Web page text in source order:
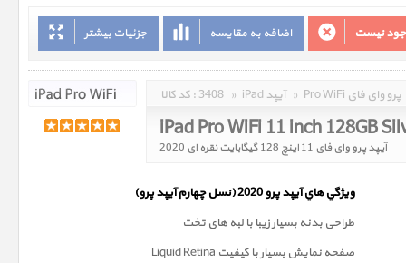
جزئیات بیشتر اضافه به مقایسه نیست
کد کالا : 3408 » iPad آیپد » Pro WiFi پرو وای فای
iPad Pro WiFi 11 inch 128GB
آیپد پرو وای فای 11 اینچ 128 گیگابایت نقره ای 2020
ويژگي هاي آيپد پرو 2020 ( نسل چهارمآیپد پرو)
طراحی بدنه بسیار زیبا با لبه های تخت
صفحه نمايش بسیار با کیفیت Liquid Retina